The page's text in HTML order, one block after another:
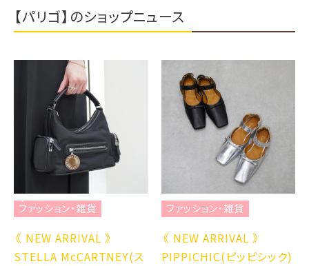
【パリゴ】のショップニュース
ファッション・雑貨
《 NEW ARRIVAL 》
STELLA McCARTNEY(ス
ファッション・雑貨
《 NEW ARRIVAL 》
PIPPICHIC(ピッピシック)